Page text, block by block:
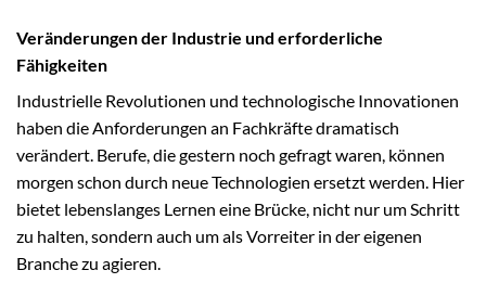
Veränderungen der Industrie und erforderliche
Fähigkeiten
Industrielle Revolutionen und technologische Innovationen
haben die Anforderungen an Fachkräfte dramatisch
verändert. Berufe, die gestern noch gefragt waren, können
morgen schon durch neue Technologien ersetzt werden. Hier
bietet lebenslanges Lernen eine Brücke, nicht nur um Schritt
zu halten, sondern auch um als Vorreiter in der eigenen
Branche zu agieren.